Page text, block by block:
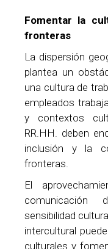
Fomentar la
fronteras
La dispersión
plantea un
una cultura de
empleados
y contextos
RR.HH. deben
inclusión y la
fronteras.
El
comunicación
sensibilidad
intercultural
culturales y